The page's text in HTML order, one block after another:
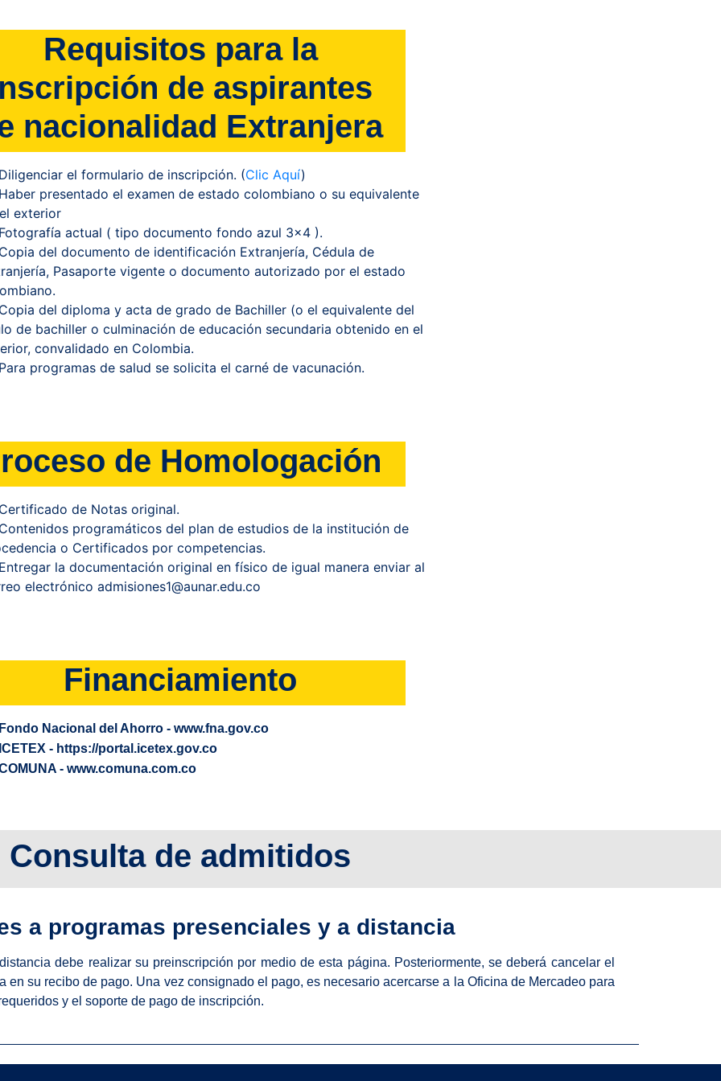
Requisitos para la
de aspirantes
nacionalidad Extranjera
Diligenciar el formulario de inscripción. (Clic Aquí)
Haber presentado el examen de estado colombiano o su equivalente
exterior
Fotografía actual ( tipo documento fondo azul 3x4 ).
Copia del documento de identificación Extranjería, Cédula de
Pasaporte vigente o documento autorizado por el estado
Copia del diploma y acta de grado de Bachiller (o el equivalente del
de bachiller o culminación de educación secundaria obtenido en el
convalidado en Colombia.
Para programas de salud se solicita el carné de vacunación.
de Homologación
Certificado de Notas original.
Contenidos programáticos del plan de estudios de la institución de
o Certificados por competencias.
Entregar la documentación original en físico de igual manera enviar al
electrónico admisiones1@aunar.edu.co
Financiamiento
Fondo Nacional del Ahorro - www.fna.gov.co
ICETEX - https://portal.icetex.gov.co
- www.comuna.com.co
Consulta de admitidos
a programas presenciales y a distancia
debe realizar su preinscripción por medio de esta página. Posteriormente, se deberá cancelar el
su recibo de pago. Una vez consignado el pago, es necesario acercarse a la Oficina de Mercadeo para
y el soporte de pago de inscripción.